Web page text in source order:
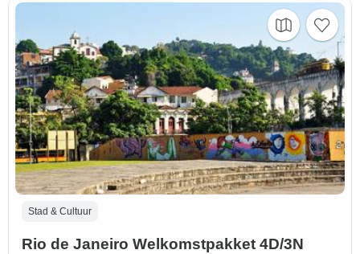
Stad & Cultuur
Rio de Janeiro Welkomstpakket 4D/3N